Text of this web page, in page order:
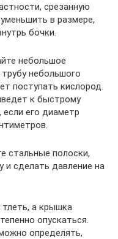
срезанную
в размере,
бочки.
небольшое
небольшого
поступать кислород.
к быстрому
его диаметр
стальные полоски,
и сделать давление на
тлеть, а крышка
опускаться.
определять,